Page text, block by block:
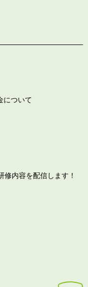
について
内容を配信します！